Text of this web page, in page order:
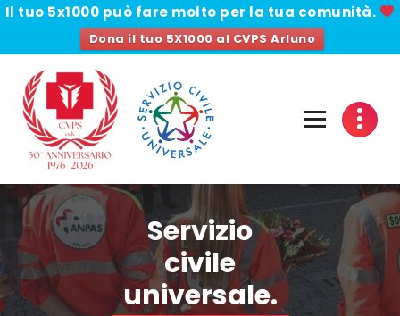
Il tuo 5x1000 può fare molto per la tua comunità.
Dona il tuo 5X1000 al CVPS Arluno
contenuto
Servizio
civile
universale.